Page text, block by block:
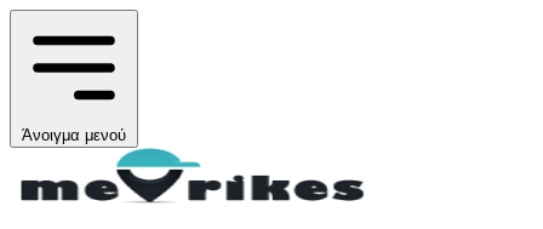
Άνοιγμα μενού